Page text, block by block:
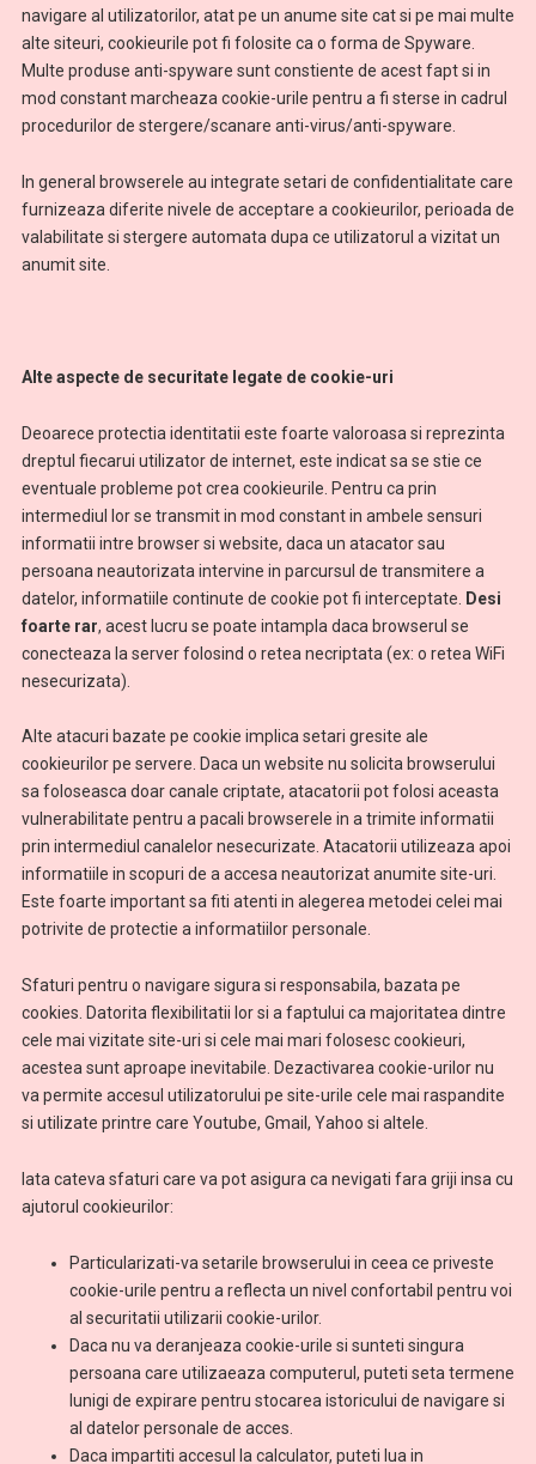
navigare al utilizatorilor, atat pe un anume site cat si pe mai multe
alte siteuri, cookieurile pot fi folosite ca o forma de Spyware.
Multe produse anti-spyware sunt constiente de acest fapt si in
mod constant marcheaza cookie-urile pentru a fi sterse in cadrul
procedurilor de stergere/scanare anti-virus/anti-spyware.
In general browserele au integrate setari de confidentialitate care
furnizeaza diferite nivele de acceptare a cookieurilor, perioada de
valabilitate si stergere automata dupa ce utilizatorul a vizitat un
anumit site.
Alte aspecte de securitate legate de cookie-uri
Deoarece protectia identitatii este foarte valoroasa si reprezinta
dreptul fiecarui utilizator de internet, este indicat sa se stie ce
eventuale probleme pot crea cookieurile. Pentru ca prin
intermediul lor se transmit in mod constant in ambele sensuri
informatii intre browser si website, daca un atacator sau
persoana neautorizata intervine in parcursul de transmitere a
datelor, informatiile continute de cookie pot fi interceptate.
Desi
foarte rar, acest lucru se poate intampla daca browserul se
conecteaza la server folosind o retea necriptata (ex: o retea WiFi
nesecurizata).
Alte atacuri bazate pe cookie implica setari gresite ale
cookieurilor pe servere. Daca un website nu solicita browserului
sa foloseasca doar canale criptate, atacatorii pot folosi aceasta
vulnerabilitate pentru a pacali browserele in a trimite informatii
prin intermediul canalelor nesecurizate. Atacatorii utilizeaza apoi
informatiile in scopuri de a accesa neautorizat anumite site-uri.
Este foarte important sa fiti atenti in alegerea metodei celei mai
potrivite de protectie a informatiilor personale.
Sfaturi pentru o navigare sigura si responsabila, bazata pe
cookies. Datorita flexibilitatii lor si a faptului ca majoritatea dintre
cele mai vizitate site-uri si cele mai mari folosesc cookieuri,
acestea sunt aproape inevitabile. Dezactivarea cookie-urilor nu
va permite accesul utilizatorului pe site-urile cele mai raspandite
si utilizate printre care Youtube, Gmail, Yahoo si altele.
Iata cateva sfaturi care va pot asigura ca nevigati fara griji insa cu
ajutorul cookieurilor:
Particularizati-va setarile browserului in ceea ce priveste
cookie-urile pentru a reflecta un nivel confortabil pentru voi
al securitatii utilizarii cookie-urilor.
Daca nu va deranjeaza cookie-urile si sunteti singura
persoana care utilizaeaza computerul, puteti seta termene
lunigi de expirare pentru stocarea istoricului de navigare si
al datelor personale de acces.
Daca impartiti accesul la calculator, puteti lua in